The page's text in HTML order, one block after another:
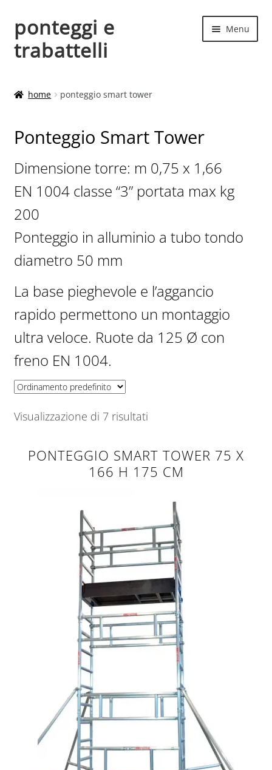
Vai
alla
navigazione
Vai
al
contenuto
ponteggi e
trabattelli
Menu
Carrello
Chi siamo
Contatti
costruttori
Ponteggi con scale interne
Shop
Trabattelli e ponteggi per balconi
home ponteggio smart tower
Ponteggio Smart Tower
Dimensione torre: m 0,75 x 1,66
EN 1004 classe “3” portata max kg
200
Ponteggio in alluminio a tubo tondo
diametro 50 mm
La base pieghevole e l’aggancio
rapido permettono un montaggio
ultra veloce. Ruote da 125 Ø con
freno EN 1004.
Visualizzazione di 7 risultati
PONTEGGIO SMART TOWER 75 X
166 H 175 CM